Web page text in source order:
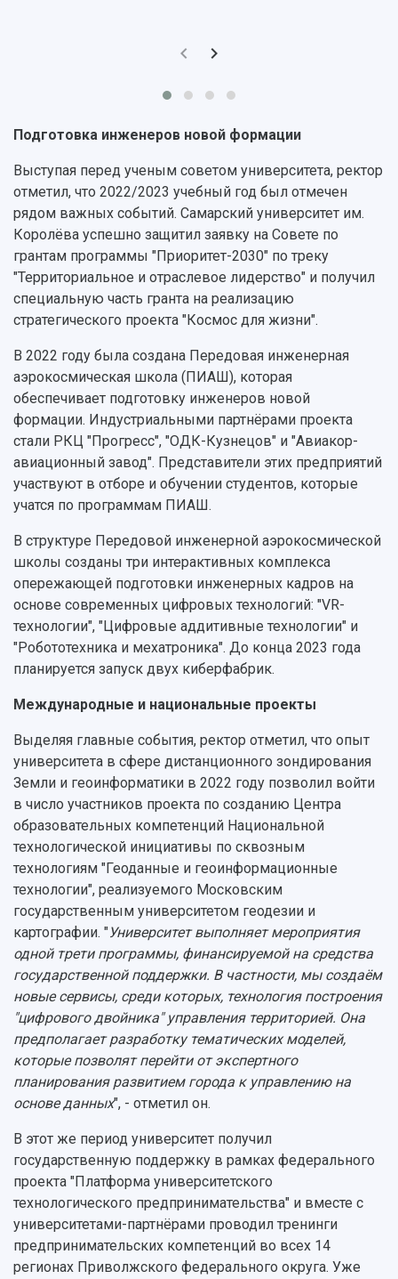
Общественные организации
Инжиниринговый центр
Архив
Фирменный стиль
Устойчивое развитие
Кампус
3D-тур по университету
Музеи
Учебный аэродром
Ботанический сад
Умный дом бабочек
Международный межвузовский кампус
Сведения об образовательной организации
Официальные документы
Платные образовательные услуги
Видеолекции
Противодействие COVID-19
Результаты научно-исследовательской
Конкурсы научных проектов и грантов
Отчеты о научно-исследовательской
деятельности
Журналы Самарского университета
Научные конференции
Патенты
Публикации и издания
Отчеты о проведенных конференциях
Подготовка инженеров новой формации
Выступая перед ученым советом университета, ректор
отметил, что 2022/2023 учебный год был отмечен
рядом важных событий. Самарский университет им.
Королёва успешно защитил заявку на Совете по
грантам программы "Приоритет-2030" по треку
"Территориальное и отраслевое лидерство" и получил
специальную часть гранта на реализацию
стратегического проекта "Космос для жизни".
В 2022 году была создана Передовая инженерная
аэрокосмическая школа (ПИАШ), которая
обеспечивает подготовку инженеров новой
формации. Индустриальными партнёрами проекта
стали РКЦ "Прогресс", "ОДК-Кузнецов" и "Авиакор-
авиационный завод". Представители этих предприятий
участвуют в отборе и обучении студентов, которые
учатся по программам ПИАШ.
В структуре Передовой инженерной аэрокосмической
школы созданы три интерактивных комплекса
опережающей подготовки инженерных кадров на
основе современных цифровых технологий: "VR-
технологии", "Цифровые аддитивные технологии" и
"Робототехника и мехатроника". До конца 2023 года
планируется запуск двух киберфабрик.
Международные и национальные проекты
Выделяя главные события, ректор отметил, что опыт
университета в сфере дистанционного зондирования
Земли и геоинформатики в 2022 году позволил войти
в число участников проекта по созданию Центра
образовательных компетенций Национальной
технологической инициативы по сквозным
технологиям "Геоданные и геоинформационные
технологии", реализуемого Московским
государственным университетом геодезии и
картографии. "Университет выполняет мероприятия
одной трети программы, финансируемой на средства
государственной поддержки. В частности, мы создаём
новые сервисы, среди которых, технология построения
"цифрового двойника" управления территорией. Она
предполагает разработку тематических моделей,
которые позволят перейти от экспертного
планирования развитием города к управлению на
основе данных", - отметил он.
В этот же период университет получил
государственную поддержку в рамках федерального
проекта "Платформа университетского
технологического предпринимательства" и вместе с
университетами-партнёрами проводил тренинги
предпринимательских компетенций во всех 14
регионах Приволжского федерального округа. Уже